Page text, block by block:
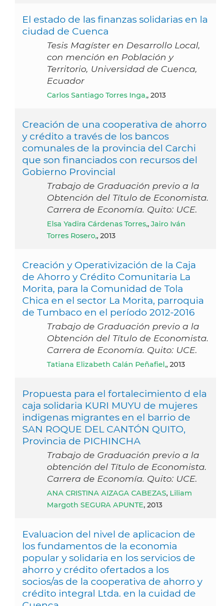
El estado de las finanzas solidarias en la
ciudad de Cuenca
Tesis Magíster en Desarrollo Local,
con mención en Población y
Territorio, Universidad de Cuenca,
Ecuador
Carlos Santiago Torres Inga,, 2013
Creación de una cooperativa de ahorro
y crédito a través de los bancos
comunales de la provincia del Carchi
que son financiados con recursos del
Gobierno Provincial
Trabajo de Graduación previo a la
Obtención del Título de Economista.
Carrera de Economía. Quito: UCE.
Elsa Yadira Cárdenas Torres,, Jairo Iván
Torres Rosero,, 2013
Creación y Operativización de la Caja
de Ahorro y Crédito Comunitaria La
Morita, para la Comunidad de Tola
Chica en el sector La Morita, parroquia
de Tumbaco en el período 2012-2016
Trabajo de Graduación previo a la
Obtención del Título de Economista.
Carrera de Economía. Quito: UCE.
Tatiana Elizabeth Calán Peñafiel,, 2013
Propuesta para el fortalecimiento d ela
caja solidaria KURI MUYU de mujeres
indigenas migrantes en el barrio de
SAN ROQUE DEL CANTÓN QUITO,
Provincia de PICHINCHA
Trabajo de Graduación previo a la
obtención del Título de Economista.
Carrera de Economía. Quito: UCE.
ANA CRISTINA AIZAGA CABEZAS, Liliam
Margoth SEGURA APUNTE, 2013
Evaluacion del nivel de aplicacion de
los fundamentos de la economia
popular y solidaria en los servicios de
ahorro y crédito ofertados a los
socios/as de la cooperativa de ahorro y
crédito integral Ltda. en la cuidad de